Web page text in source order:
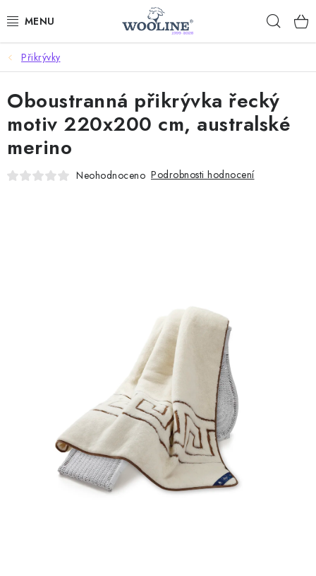
na
AKCE %
DÁRKOVÉ POUKAZY
OBLEČENÍ
OBUV
Hodnocení obchodu
Kontakty
Přikrývky
Oboustranná přikrývka řecký
motiv 220x200 cm, australské
merino
Neohodnoceno Podrobnosti hodnocení